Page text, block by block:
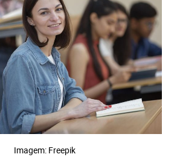
Imagem: Freepik